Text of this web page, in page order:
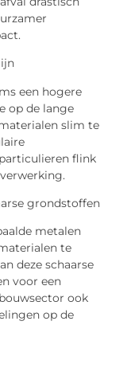
een hogere
op de lange
slim te
flink
grondstoffen
metalen
te
deze schaarse
voor een
ook
op de